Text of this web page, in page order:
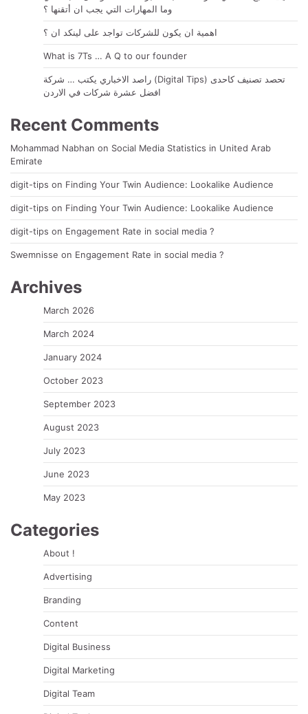
وما المهارات التي يجب ان أتقنها ؟
اهمية ان يكون للشركات تواجد على لينكد ان ؟
What is 7Ts … A Q to our founder
راصد الاخباري يكتب … شركة (Digital Tips) تحصد تصنيف كاحدى
افضل عشرة شركات في الاردن
Recent Comments
Mohammad Nabhan on Social Media Statistics in United Arab
Emirate
digit-tips on Finding Your Twin Audience: Lookalike Audience
digit-tips on Finding Your Twin Audience: Lookalike Audience
digit-tips on Engagement Rate in social media ?
Swemnisse on Engagement Rate in social media ?
Archives
March 2026
March 2024
January 2024
October 2023
September 2023
August 2023
July 2023
June 2023
May 2023
Categories
About !
Advertising
Branding
Content
Digital Business
Digital Marketing
Digital Team